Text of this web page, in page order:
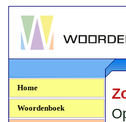
Woordenboek.NU
Home
Woordenboek